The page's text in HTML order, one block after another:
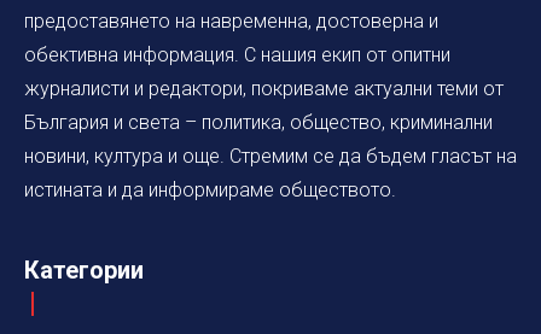
предоставянето на навременна, достоверна и
обективна информация. С нашия екип от опитни
журналисти и редактори, покриваме актуални теми от
България и света – политика, общество, криминални
новини, култура и още. Стремим се да бъдем гласът на
истината и да информираме обществото.
Категории